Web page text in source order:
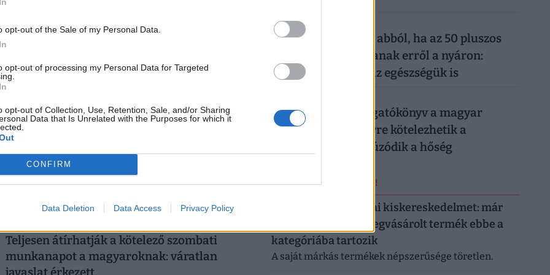
opt-out of the Sale of my Personal Data.
opt-out of processing my Personal Data for Targeted
opt-out of Collection, Use, Retention, Sale, and/or Sharing
Data that Is Unrelated with the Purposes for which it
CONFIRM
Data Deletion Data Access Privacy Policy
magyarokra: életveszélyes csapdát rejt ez az
A tartós hőség nemcsak a komfortérzetet rontja, de
számára.
Teljesen átírhatják a kötelező szombati
munkanapot a magyaroknak: váratlan
2026. augusztus 6.
Komoly baj is lehet abból, ha az 50 pluszos
magyarok lemondanak erről a nyáron:
könnyen rámehet az egészségük is
Készül a válságforgatókönyv a magyar
munkahelyeken: erre kötelezhetik a
dolgozókat, ha elhúzódik a hőség
ERRŐL NE MARADJ LE!
Letarolták az európai kiskereskedelmet: már
minden második megvásárolt termék ebbe a
kategóriába tartozik
A saját márkás termékek népszerűsége töretlen.